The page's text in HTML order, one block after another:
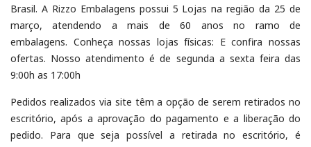
Brasil. A Rizzo Embalagens possui 5 Lojas na região da 25 de
março, atendendo a mais de 60 anos no ramo de
embalagens. Conheça nossas lojas físicas: E confira nossas
ofertas. Nosso atendimento é de segunda a sexta feira das
9:00h as 17:00h
Pedidos realizados via site têm a opção de serem retirados no
escritório, após a aprovação do pagamento e a liberação do
pedido. Para que seja possível a retirada no escritório, é